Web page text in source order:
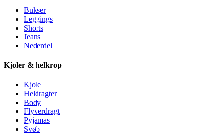
Bukser
Leggings
Shorts
Jeans
Nederdel
Kjoler & helkrop
Kjole
Heldragter
Body
Flyverdragt
Pyjamas
Svøb